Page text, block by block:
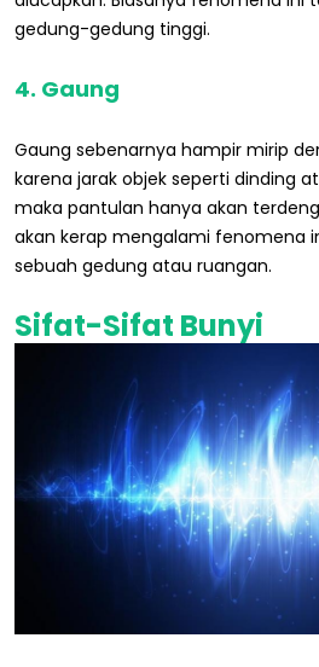
gedung-gedung tinggi.
4. Gaung
Gaung sebenarnya hampir mirip
karena jarak objek seperti dinding
maka pantulan hanya akan
akan kerap mengalami fenomena
sebuah gedung atau ruangan.
Sifat-Sifat Bunyi